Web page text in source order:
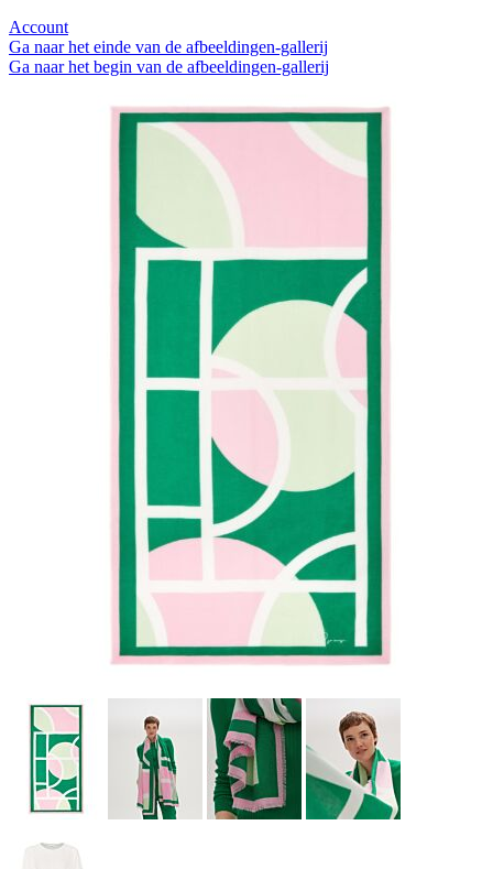
Account
Ga naar het einde van de afbeeldingen-gallerij
Ga naar het begin van de afbeeldingen-gallerij